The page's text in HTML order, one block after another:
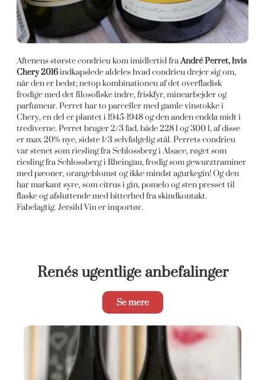
Aftenens største condrieu kom imidlertid fraAndré Perret, hvis
Chery 2016indkapslede aldeles hvad condrieu drejer sig om,
når den er bedst; netop kombinationen af det overfladisk
frodige med det filosofiske indre, friskfyr, minearbejder og
parfumeur. Perret har to parceller med gamle vinstokke i
Chery, en del er plantet i 1945-1948 og den anden endda midt i
trediverne. Perret bruger 2/3 fad, både 228 l og 300 l, af disse
er max 20% nye, sidste 1/3 selvfølgelig stål. Perrets condrieu
var stenet som riesling fra Schlossberg i Alsace, røget som
riesling fra Schlossberg i Rheingau, frodig som gewurztraminer
med pæoner, orangeblomst og ikke mindst agurkegin! Og den
har markant syre, som citrus i gin, pomelo og sten presset til
flaske og afsluttende med bitterhed fra skindkontakt.
Fabelagtig. Jersild Vin er importør.
Renés ugentlige anbefalinger
Se mere